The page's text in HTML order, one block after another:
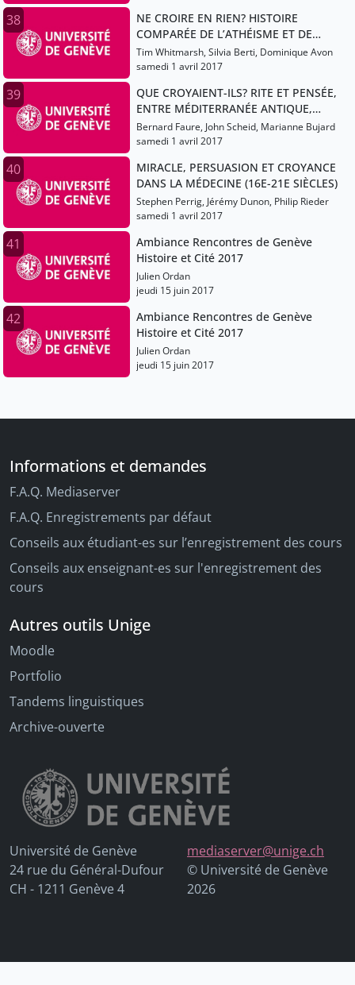
38
NE CROIRE EN RIEN? HISTOIRE
COMPARÉE DE L’ATHÉISME ET DE
L’INCROYANCE
Tim Whitmarsh, Silvia Berti, Dominique Avon
samedi 1 avril 2017
39
QUE CROYAIENT-ILS? RITE ET PENSÉE,
ENTRE MÉDITERRANÉE ANTIQUE,
CHINE ANCIENNE ET JAPON
D’AUTREFOIS
Bernard Faure, John Scheid, Marianne Bujard
samedi 1 avril 2017
40
MIRACLE, PERSUASION ET CROYANCE
DANS LA MÉDECINE (16E-21E SIÈCLES)
Stephen Perrig, Jérémy Dunon, Philip Rieder
samedi 1 avril 2017
41
Ambiance Rencontres de Genève
Histoire et Cité 2017
Julien Ordan
jeudi 15 juin 2017
42
Ambiance Rencontres de Genève
Histoire et Cité 2017
Julien Ordan
jeudi 15 juin 2017
Informations et demandes
F.A.Q. Mediaserver
F.A.Q. Enregistrements par défaut
Conseils aux étudiant-es sur l’enregistrement des cours
Conseils aux enseignant-es sur l'enregistrement des
cours
Autres outils Unige
Moodle
Portfolio
Tandems linguistiques
Archive-ouverte
Université de Genève
24 rue du Général-Dufour
CH - 1211 Genève 4
mediaserver@unige.ch
© Université de Genève
2026